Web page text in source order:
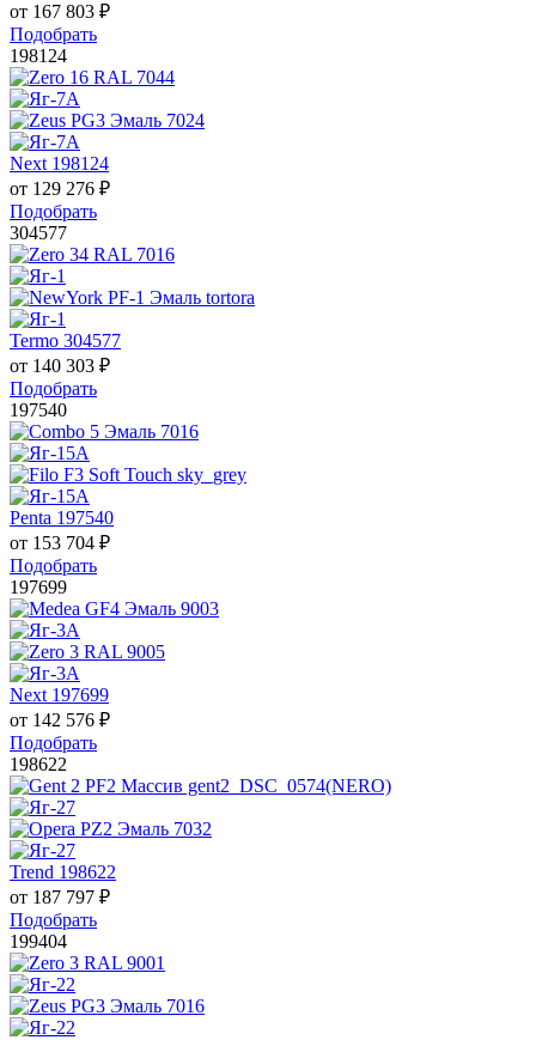
от 167 803 ₽
Подобрать
198124
Next 198124
от 129 276 ₽
Подобрать
304577
Termo 304577
от 140 303 ₽
Подобрать
197540
Penta 197540
от 153 704 ₽
Подобрать
197699
Next 197699
от 142 576 ₽
Подобрать
198622
Trend 198622
от 187 797 ₽
Подобрать
199404